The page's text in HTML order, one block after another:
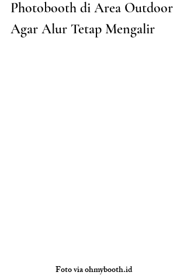
Photobooth di Area Outdoor
Agar Alur Tetap Mengalir
Fotoviaohmybooth.id